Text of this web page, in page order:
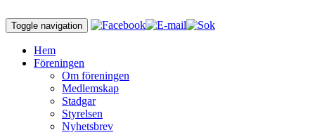
Toggle navigation
Hem
Föreningen
Om föreningen
Medlemskap
Stadgar
Styrelsen
Nyhetsbrev